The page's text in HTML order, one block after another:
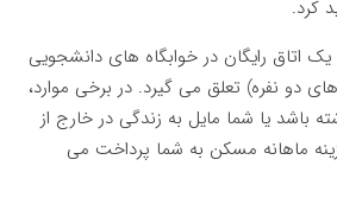
کرد.
اتاق رایگان در خوابگاه های دانشجویی
های دو نفره) تعلق می گیرد. در برخی موارد،
باشد یا شما مایل به زندگی در خارج از
ماهانه مسکن به شما پرداخت می